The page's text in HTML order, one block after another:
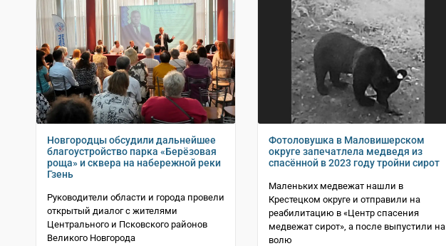
Новгородцы обсудили дальнейшее
благоустройство парка «Берёзовая
роща» и сквера на набережной реки
Гзень
Руководители области и города провели
открытый диалог с жителями
Центрального и Псковского районов
Великого Новгорода
Фотоловушка в Маловишерском
округе запечатлела медведя из
спасённой в 2023 году тройни сирот
Маленьких медвежат нашли в
Крестецком округе и отправили на
реабилитацию в «Центр спасения
медвежат сирот», а после выпустили на
волю